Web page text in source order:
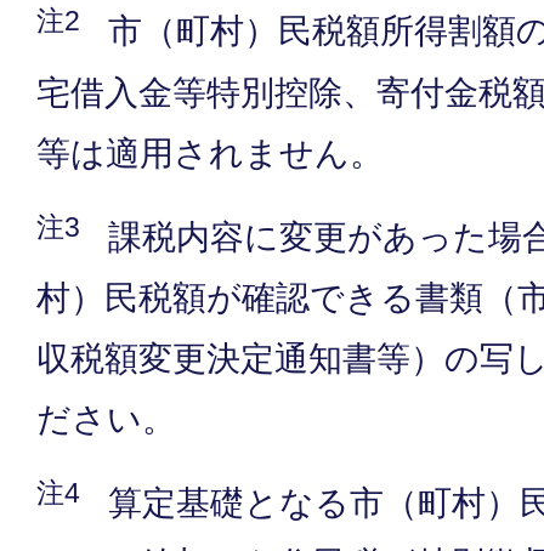
注2 市（町村）民税額所得割額
宅借入金等特別控除、寄付金税
等は適用されません。
注3 課税内容に変更があった場
村）民税額が確認できる書類（
収税額変更決定通知書等）の写
ださい。
注4 算定基礎となる市（町村）